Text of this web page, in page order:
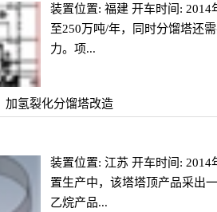
装置位置: 福建 开车时间:
至250万吨/年，同时分馏塔还
力。项...
加氢裂化分馏塔改造
装置位置: 江苏 开车时间:
置生产中，该塔塔顶产品采出
乙烷产品...